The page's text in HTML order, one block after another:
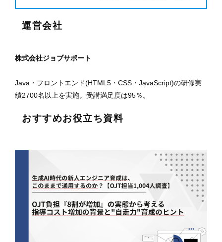
運営会社
株式会社ジョブサポート
Java・フロントエンド(HTML5・CSS・JavaScript)の研修実
績2700名以上を実施。受講満足度は95％。
おすすめお役立ち資料